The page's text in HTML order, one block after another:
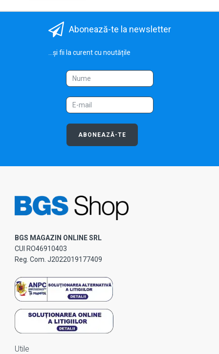
Abonează-te la newsletter
...și fii la curent cu noutățile
ABONEAZĂ-TE
BGS MAGAZIN ONLINE SRL
CUI RO46910403
Reg. Com. J2022019177409
Utile